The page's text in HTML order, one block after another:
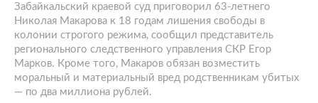
Забайкальский краевой суд приговорил 63-летнего
Николая Макарова к 18 годам лишения свободы в
колонии строгого режима, сообщил представитель
регионального следственного управления СКР Егор
Марков. Кроме того, Макаров обязан возместить
моральный и материальный вред родственникам убитых
— по два миллиона рублей.